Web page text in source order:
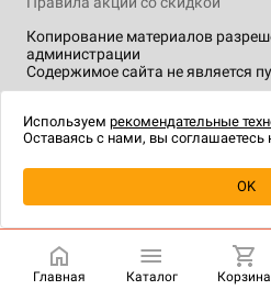
Уведомить о
Копирование материалов
администрации
Содержимое сайта не является
технологии.
Главная Каталог Корзина
Используем рекомендательные
Оставаясь с нами, вы соглашаетесь
OK